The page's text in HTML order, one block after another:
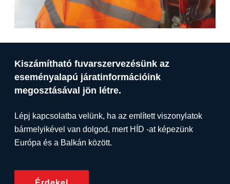
Kiszámítható fuvarszervezésünk az
eseményalapú járatinformációink
megosztásával jön létre.
Lépj kapcsolatba velünk, ha az említett viszonylatok
bármelyikével van dolgod, mert HÍD -at képezünk
Európa és a Balkán között.